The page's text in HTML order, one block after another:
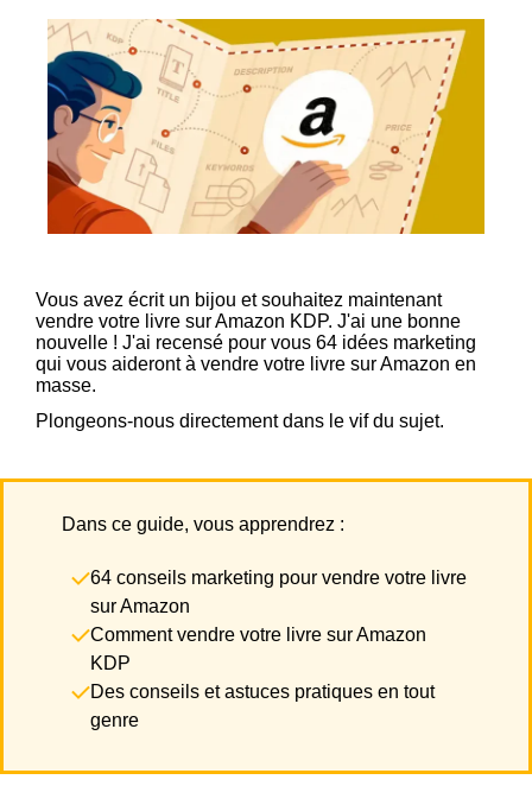
Vous avez écrit un bijou et souhaitez maintenant
vendre votre livre sur Amazon KDP. J'ai une bonne
nouvelle ! J'ai recensé pour vous 64 idées marketing
qui vous aideront à vendre votre livre sur Amazon en
masse.
Plongeons-nous directement dans le vif du sujet.
Dans ce guide, vous apprendrez :
64 conseils marketing pour vendre votre livre
sur Amazon
Comment vendre votre livre sur Amazon
KDP
Des conseils et astuces pratiques en tout
genre